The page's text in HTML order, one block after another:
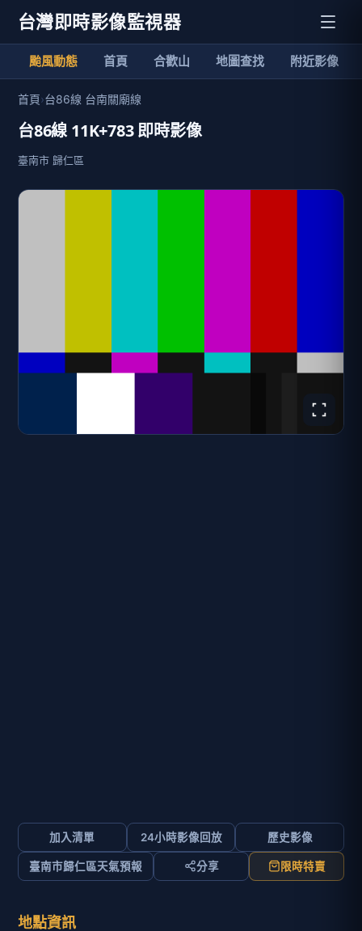
台灣即時影像監視器
颱風動態 首頁 合歡山 地圖查找 附近影像
首頁›台86線 台南關廟線
台86線 11K+783 即時影像
臺南市 歸仁區
加入清單 24小時影像回放 歷史影像
臺南市歸仁區天氣預報 分享 限時特賣
地點資訊